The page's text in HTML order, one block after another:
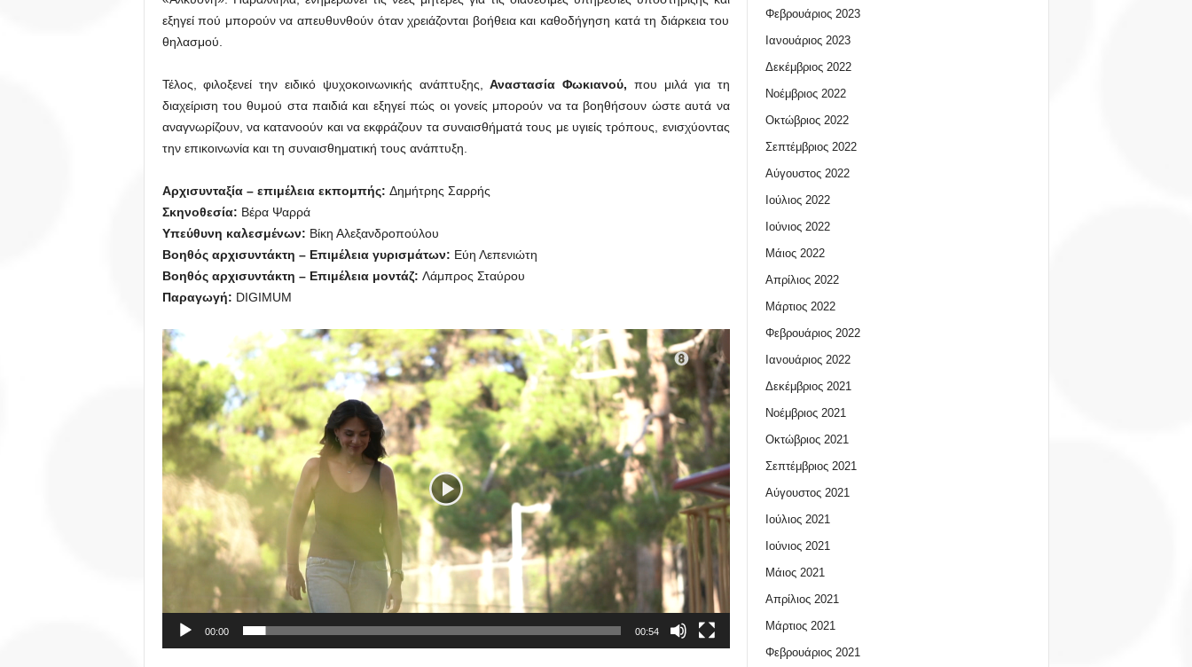
εξηγεί πού μπορούν να απευθυνθούν όταν χρειάζονται βοήθεια και καθοδήγηση κατά τη διάρκεια του
θηλασμού.
Τέλος, φιλοξενεί την ειδικό ψυχοκοινωνικής ανάπτυξης,Αναστασία Φωκιανού,που μιλά για τη
διαχείριση του θυμού στα παιδιά και εξηγεί πώς οι γονείς μπορούν να τα βοηθήσουν ώστε αυτά να
αναγνωρίζουν, να κατανοούν και να εκφράζουν τα συναισθήματά τους με υγιείς τρόπους, ενισχύοντας
την επικοινωνία και τη συναισθηματική τους ανάπτυξη.
Αρχισυνταξία – επιμέλεια εκπομπής: Δημήτρης Σαρρής
Σκηνοθεσία: Βέρα Ψαρρά
Υπεύθυνη καλεσμένων: Βίκη Αλεξανδροπούλου
Βοηθός αρχισυντάκτη – Επιμέλεια γυρισμάτων: Εύη Λεπενιώτη
Βοηθός αρχισυντάκτη – Επιμέλεια μοντάζ: Λάμπρος Σταύρου
Παραγωγή: DIGIMUM
Πρόγραμμα
Αναπαραγωγής
Βίντεο
00:00 00:54
Φεβρουάριος 2023
Ιανουάριος 2023
Δεκέμβριος 2022
Νοέμβριος 2022
Οκτώβριος 2022
Σεπτέμβριος 2022
Αύγουστος 2022
Ιούλιος 2022
Ιούνιος 2022
Μάιος 2022
Απρίλιος 2022
Μάρτιος 2022
Φεβρουάριος 2022
Ιανουάριος 2022
Δεκέμβριος 2021
Νοέμβριος 2021
Οκτώβριος 2021
Σεπτέμβριος 2021
Αύγουστος 2021
Ιούλιος 2021
Ιούνιος 2021
Μάιος 2021
Απρίλιος 2021
Μάρτιος 2021
Φεβρουάριος 2021